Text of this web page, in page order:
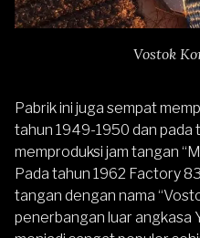
Vostok
Pabrik ini juga sempat
tahun 1949-1950 dan pada
memproduksi jam tangan
Pada tahun 1962 Factory
tangan dengan nama
penerbangan luar angkasa